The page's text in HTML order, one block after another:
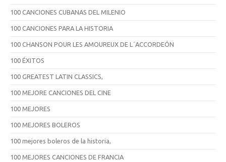
100 CANCIONES CUBANAS DEL MILENIO
100 CANCIONES PARA LA HISTORIA
100 CHANSON POUR LES AMOUREUX DE L´ACCORDEÓN
100 ÉXITOS
100 GREATEST LATIN CLASSICS,
100 MEJORE CANCIONES DEL CINE
100 MEJORES
100 MEJORES BOLEROS
100 mejores boleros de la historia,
100 MEJORES CANCIONES DE FRANCIA